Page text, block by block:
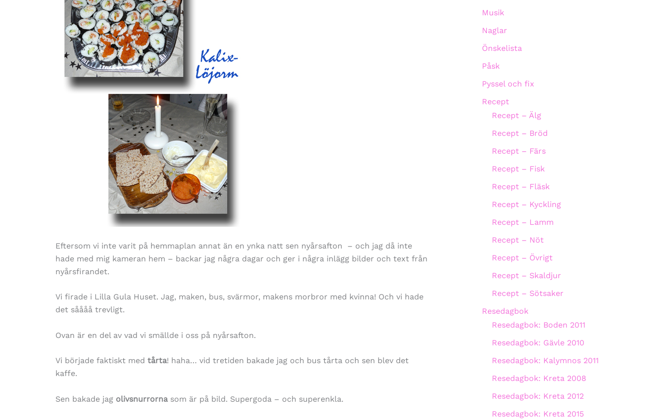
Eftersom vi inte varit på hemmaplan annat än en ynka natt sen nyårsafton – och jag då inte
hade med mig kameran hem – backar jag några dagar och ger i några inlägg bilder och text från
nyårsfirandet.
Vi firade i Lilla Gula Huset. Jag, maken, bus, svärmor, makens morbror med kvinna! Och vi hade
det såååå trevligt.
Ovan är en del av vad vi smällde i oss på nyårsafton.
Vi började faktiskt med tårta! haha… vid tretiden bakade jag och bus tårta och sen blev det
kaffe.
Sen bakade jag olivsnurrornasom är på bild. Supergoda – och superenkla.
Musik
Naglar
Önskelista
Påsk
Pyssel och fix
Recept
Recept – Älg
Recept – Bröd
Recept – Färs
Recept – Fisk
Recept – Fläsk
Recept – Kyckling
Recept – Lamm
Recept – Nöt
Recept – Övrigt
Recept – Skaldjur
Recept – Sötsaker
Resedagbok
Resedagbok: Boden 2011
Resedagbok: Gävle 2010
Resedagbok: Kalymnos 2011
Resedagbok: Kreta 2008
Resedagbok: Kreta 2012
Resedagbok: Kreta 2015